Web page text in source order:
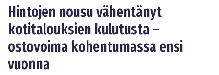
Hintojen nousu vähentänyt
kotitalouksien kulutusta –
ostovoima kohentumassa ensi
vuonna